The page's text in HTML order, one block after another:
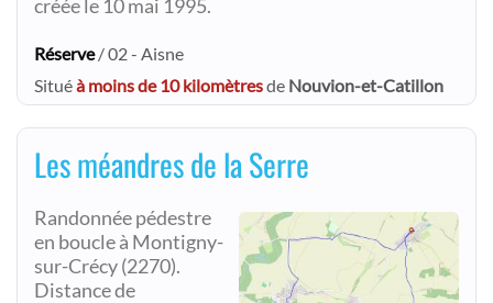
créée le 10 mai 1995.
Réserve/ 02 - Aisne
Situéà moins de 10 kilomètresde Nouvion-et-Catillon
Les méandres de la Serre
Randonnée pédestre
en boucle à Montigny-
sur-Crécy (2270).
Distance de